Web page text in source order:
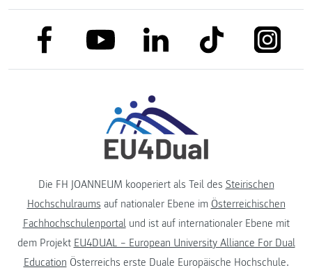
link to facebooklink to youtubelink to linkedinlink to tiktok link to
Die FH JOANNEUM kooperiert als Teil des Steirischen
Hochschulraums auf nationaler Ebene im Österreichischen
Fachhochschulenportalund ist auf internationaler Ebene mit
dem Projekt EU4DUAL – European University Alliance For Dual
Education Österreichs erste Duale Europäische Hochschule.